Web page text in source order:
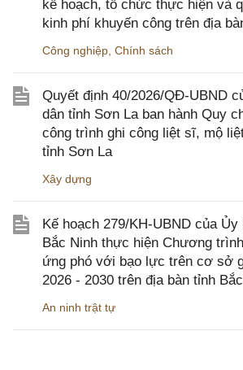
kế hoạch, tổ chức thực hiện và
kinh phí khuyến công trên địa
Công nghiệp Chính sách
Quyết định 40/2026/QĐ-UBND
dân tỉnh Sơn La ban hành Quy
công trình ghi công liệt sĩ, mộ
tỉnh Sơn La
Xây dựng
Kế hoạch 279/KH-UBND của Ủy
Bắc Ninh thực hiện Chương
ứng phó với bạo lực trên cơ sở
2026 - 2030 trên địa bàn tỉnh
An ninh trật tự